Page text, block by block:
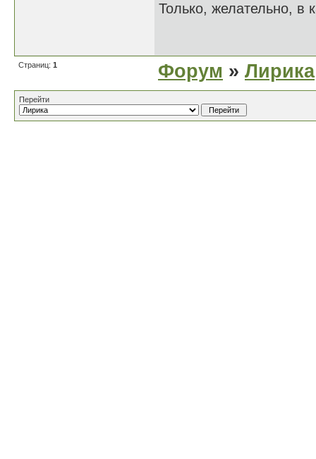
Только, желательно, в
Страниц: 1 Форум » Лирика
Перейти